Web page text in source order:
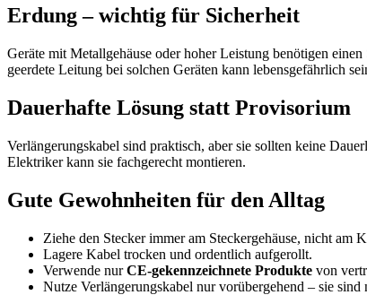
Erdung – wichtig für Sicherheit
Geräte mit Metallgehäuse oder hoher Leistung benötigen
geerdete Leitung bei solchen Geräten kann lebensgefährlich
Dauerhafte Lösung statt Provisorium
Verlängerungskabel sind praktisch, aber sie sollten keine
Elektriker kann sie fachgerecht montieren.
Gute Gewohnheiten für den Alltag
Ziehe den Stecker immer am Steckergehäuse, nicht am
Lagere Kabel trocken und ordentlich aufgerollt.
Verwende nurCE-gekennzeichnete Produkte von
Nutze Verlängerungskabel nur vorübergehend – sie